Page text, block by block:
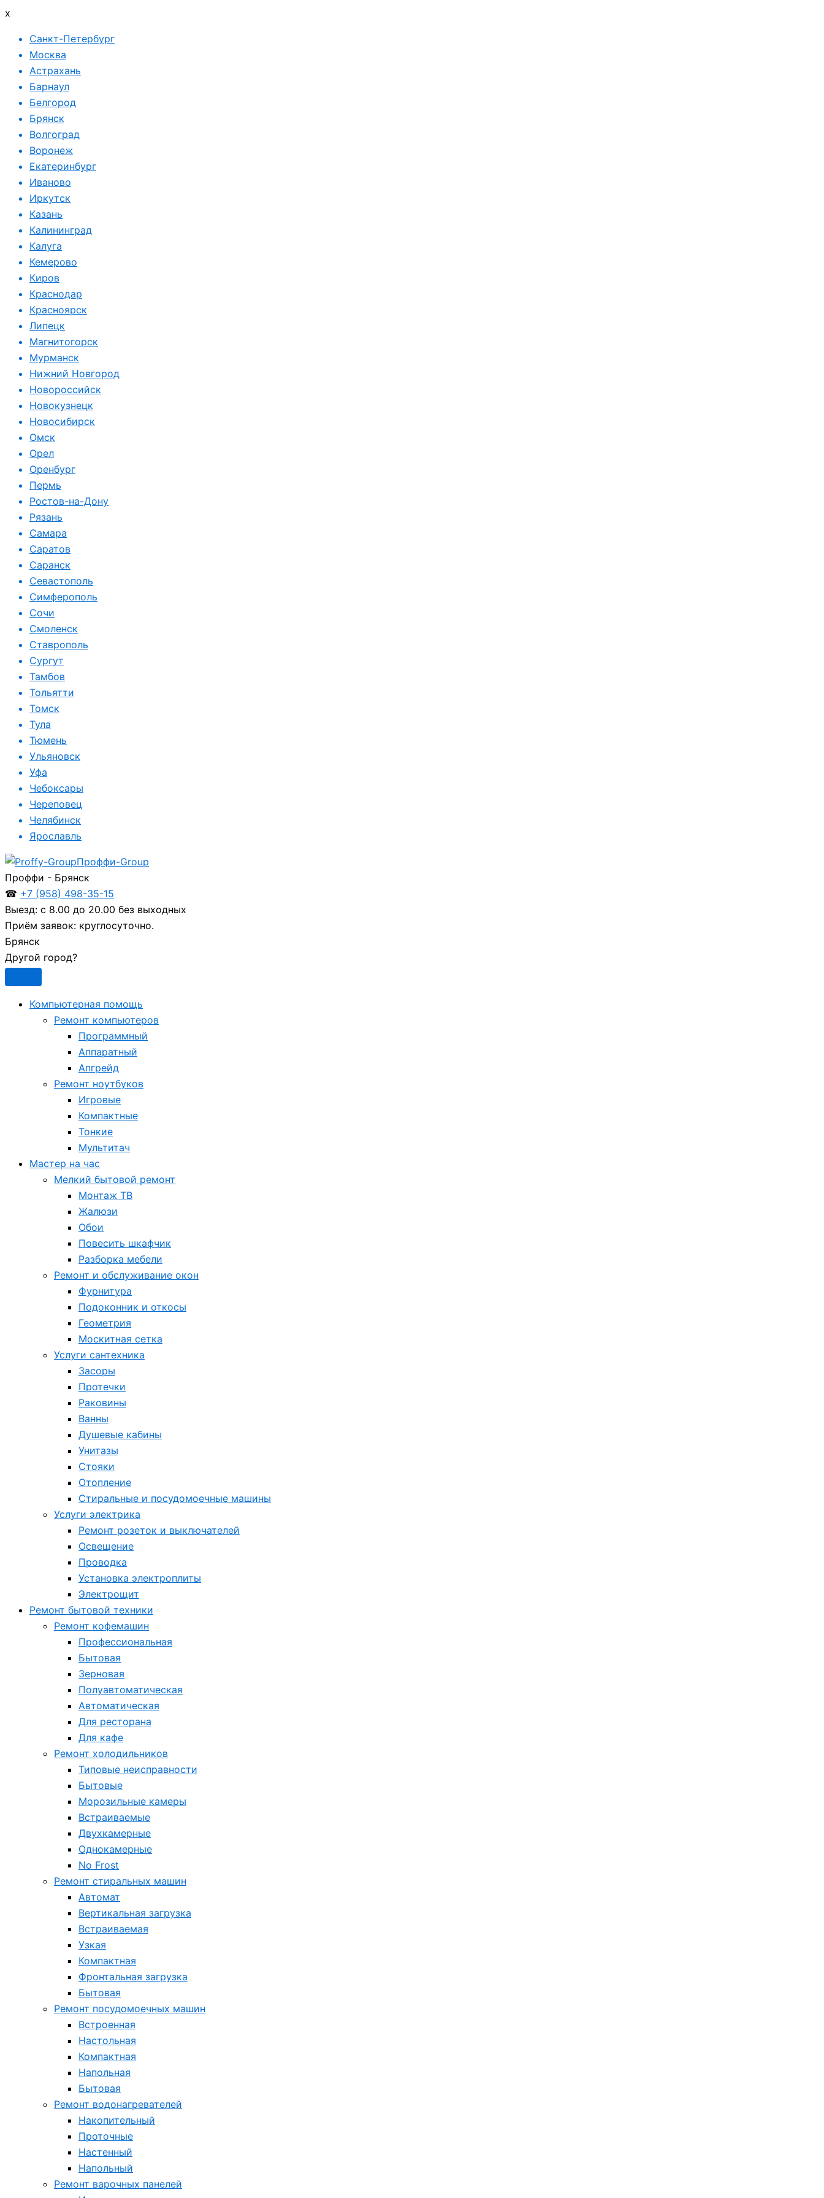
x
Санкт-Петербург
Москва
Астрахань
Барнаул
Белгород
Брянск
Волгоград
Воронеж
Екатеринбург
Иваново
Иркутск
Казань
Калининград
Калуга
Кемерово
Киров
Краснодар
Красноярск
Липецк
Магнитогорск
Мурманск
Нижний Новгород
Новороссийск
Новокузнецк
Новосибирск
Омск
Орел
Оренбург
Пермь
Ростов-на-Дону
Рязань
Самара
Саратов
Саранск
Севастополь
Симферополь
Сочи
Смоленск
Ставрополь
Сургут
Тамбов
Тольятти
Томск
Тула
Тюмень
Ульяновск
Уфа
Чебоксары
Череповец
Челябинск
Ярославль
Проффи-Group
Проффи - Брянск
☎ +7 (958) 498-35-15
Выезд: с 8.00 до 20.00 без выходных
Приём заявок: круглосуточно.
Брянск
Другой город?
Компьютерная помощь
Ремонт компьютеров
Программный
Аппаратный
Апгрейд
Ремонт ноутбуков
Игровые
Компактные
Тонкие
Мультитач
Мастер на час
Мелкий бытовой ремонт
Монтаж ТВ
Жалюзи
Обои
Повесить шкафчик
Разборка мебели
Ремонт и обслуживание окон
Фурнитура
Подоконник и откосы
Геометрия
Москитная сетка
Услуги сантехника
Засоры
Протечки
Раковины
Ванны
Душевые кабины
Унитазы
Стояки
Отопление
Стиральные и посудомоечные машины
Услуги электрика
Ремонт розеток и выключателей
Освещение
Проводка
Установка электроплиты
Электрощит
Ремонт бытовой техники
Ремонт кофемашин
Профессиональная
Бытовая
Зерновая
Полуавтоматическая
Автоматическая
Для ресторана
Для кафе
Ремонт холодильников
Типовые неисправности
Бытовые
Морозильные камеры
Встраиваемые
Двухкамерные
Однокамерные
No Frost
Ремонт стиральных машин
Автомат
Вертикальная загрузка
Встраиваемая
Узкая
Компактная
Фронтальная загрузка
Бытовая
Ремонт посудомоечных машин
Встроенная
Настольная
Компактная
Напольная
Бытовая
Ремонт водонагревателей
Накопительный
Проточные
Настенный
Напольный
Ремонт варочных панелей